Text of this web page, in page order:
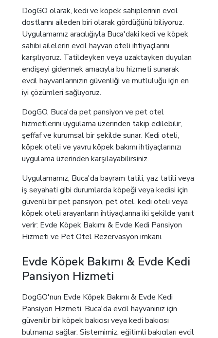
DogGO olarak, kedi ve köpek sahiplerinin evcil
dostlarını aileden biri olarak gördüğünü biliyoruz.
Uygulamamız aracılığıyla Buca'daki kedi ve köpek
sahibi ailelerin evcil hayvan oteli ihtiyaçlarını
karşılıyoruz. Tatildeyken veya uzaktayken duyulan
endişeyi gidermek amacıyla bu hizmeti sunarak
evcil hayvanlarınızın güvenliği ve mutluluğu için en
iyi çözümleri sağlıyoruz.
DogGO, Buca'da pet pansiyon ve pet otel
hizmetlerini uygulama üzerinden takip edilebilir,
şeffaf ve kurumsal bir şekilde sunar. Kedi oteli,
köpek oteli ve yavru köpek bakımı ihtiyaçlarınızı
uygulama üzerinden karşılayabilirsiniz.
Uygulamamız, Buca'da bayram tatili, yaz tatili veya
iş seyahati gibi durumlarda köpeği veya kedisi için
güvenli bir pet pansiyon, pet otel, kedi oteli veya
köpek oteli arayanların ihtiyaçlarına iki şekilde yanıt
verir: Evde Köpek Bakımı & Evde Kedi Pansiyon
Hizmeti ve Pet Otel Rezervasyon imkanı.
Evde Köpek Bakımı & Evde Kedi
Pansiyon Hizmeti
DogGO'nun Evde Köpek Bakımı & Evde Kedi
Pansiyon Hizmeti, Buca'da evcil hayvanınız için
güvenilir bir köpek bakıcısı veya kedi bakıcısı
bulmanızı sağlar. Sistemimiz, eğitimli bakıcıları evcil